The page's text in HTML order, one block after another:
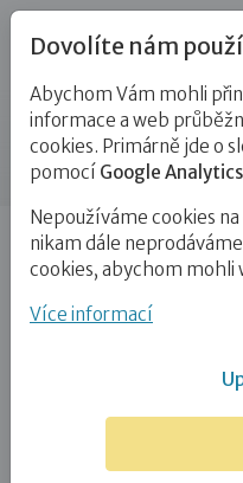
Novinky
Příspěvek
Úvod Novinky
kraj i Prahu
Hledáme posily:
18. 10. 2021
Dovolíte nám
Abychom Vám mohli
informace a web
cookies. Primárně jde o
pomocí Google Analytics
Nepoužíváme cookies
nikam dále
cookies, abychom mohli
Více informací